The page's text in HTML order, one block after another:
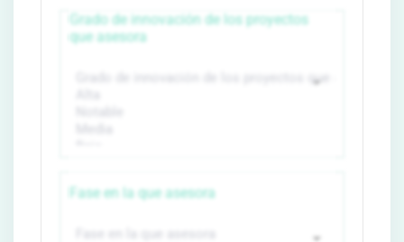
Grado de innovación de los proyectos
que asesora
Fase en la que asesora